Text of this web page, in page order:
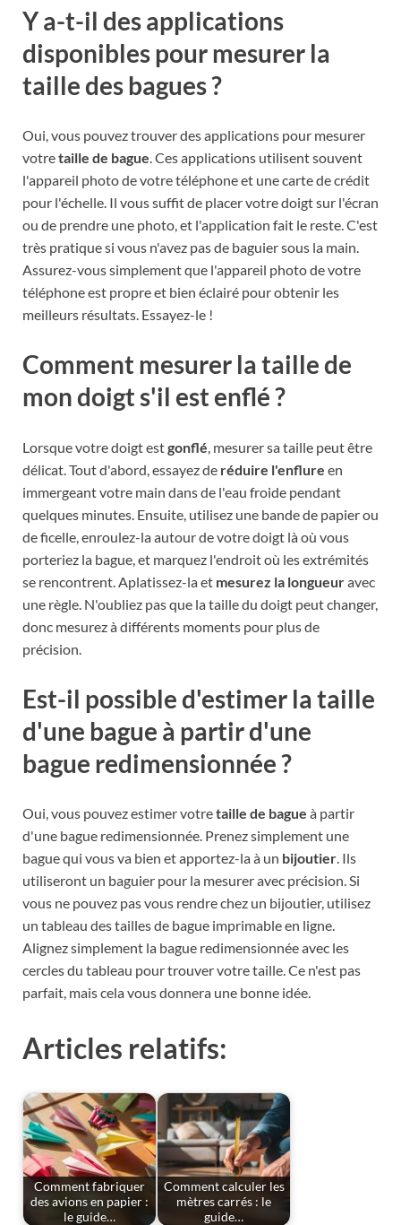
Y a-t-il des applications
disponibles pour mesurer la
taille des bagues ?
Oui, vous pouvez trouver des applications pour mesurer
votretaille de bague. Ces applications utilisent souvent
l'appareil photo de votre téléphone et une carte de crédit
pour l'échelle. Il vous suffit de placer votre doigt sur l'écran
ou de prendre une photo, et l'application fait le reste. C'est
très pratique si vous n'avez pas de baguier sous la main.
Assurez-vous simplement que l'appareil photo de votre
téléphone est propre et bien éclairé pour obtenir les
meilleurs résultats. Essayez-le !
Comment mesurer la taille de
mon doigt s'il est enflé ?
Lorsque votre doigt estgonflé , mesurer sa taille peut être
délicat. Tout d'abord, essayez de réduire l'enflure en
immergeant votre main dans de l'eau froide pendant
quelques minutes. Ensuite, utilisez une bande de papier ou
de ficelle, enroulez-la autour de votre doigt là où vous
porteriez la bague, et marquez l'endroit où les extrémités
se rencontrent. Aplatissez-la et mesurez la longueuravec
une règle. N'oubliez pas que la taille du doigt peut changer,
donc mesurez à différents moments pour plus de
précision.
Est-il possible d'estimer la taille
d'une bague à partir d'une
bague redimensionnée ?
Oui, vous pouvez estimer votretaille de bague à partir
d'une bague redimensionnée. Prenez simplement une
bague qui vous va bien et apportez-la à un bijoutier. Ils
utiliseront un baguier pour la mesurer avec précision. Si
vous ne pouvez pas vous rendre chez un bijoutier, utilisez
un tableau des tailles de bague imprimable en ligne.
Alignez simplement la bague redimensionnée avec les
cercles du tableau pour trouver votre taille. Ce n'est pas
parfait, mais cela vous donnera une bonne idée.
Articles relatifs:
Comment fabriquer
des avions en papier :
le guide…
Comment calculer les
mètres carrés : le
guide…